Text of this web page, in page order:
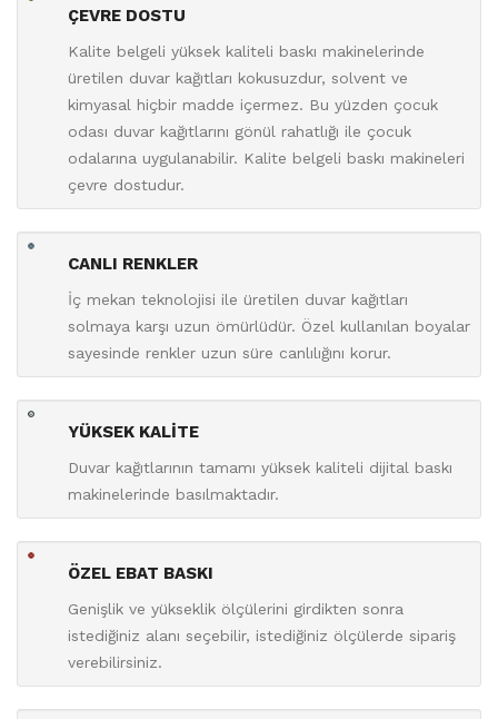
ÇEVRE DOSTU
Kalite belgeli yüksek kaliteli baskı makinelerinde
üretilen duvar kağıtları kokusuzdur, solvent ve
kimyasal hiçbir madde içermez. Bu yüzden çocuk
odası duvar kağıtlarını gönül rahatlığı ile çocuk
odalarına uygulanabilir. Kalite belgeli baskı makineleri
çevre dostudur.
CANLI RENKLER
İç mekan teknolojisi ile üretilen duvar kağıtları
solmaya karşı uzun ömürlüdür. Özel kullanılan boyalar
sayesinde renkler uzun süre canlılığını korur.
YÜKSEK KALİTE
Duvar kağıtlarının tamamı yüksek kaliteli dijital baskı
makinelerinde basılmaktadır.
ÖZEL EBAT BASKI
Genişlik ve yükseklik ölçülerini girdikten sonra
istediğiniz alanı seçebilir, istediğiniz ölçülerde sipariş
verebilirsiniz.